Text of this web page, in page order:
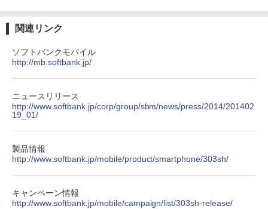
関連リンク
ソフトバンクモバイル
http://mb.softbank.jp/
ニュースリリース
http://www.softbank.jp/corp/group/sbm/news/press/2014/201402
19_01/
製品情報
http://www.softbank.jp/mobile/product/smartphone/303sh/
キャンペーン情報
http://www.softbank.jp/mobile/campaign/list/303sh-release/